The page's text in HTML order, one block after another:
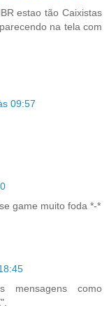
estao tão Caixistas
na tela com
09:57
game muito foda *-*
mensagens como